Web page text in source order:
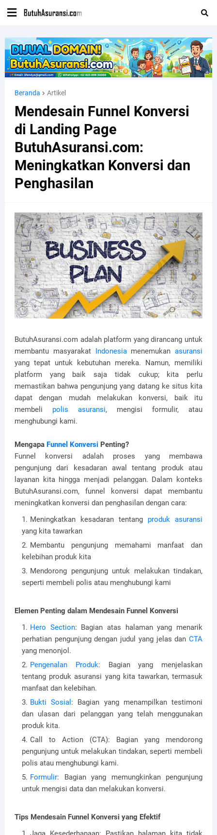
Beranda Artikel
Mendesain Funnel Konversi
di Landing Page
ButuhAsuransi.com:
Meningkatkan Konversi dan
Penghasilan
ButuhAsuransi.com adalah platform yang dirancang untuk
membantu masyarakat Indonesiamenemukan asuransi
yang tepat untuk kebutuhan mereka. Namun, memiliki
platform yang baik saja tidak cukup; kita perlu
memastikan bahwa pengunjung yang datang ke situs kita
dapat dengan mudah melakukan konversi, baik itu
membeli polis asuransi, mengisi formulir, atau
menghubungi kami.
Mengapa Funnel Konversi Penting?
Funnel konversi adalah proses yang membawa
pengunjung dari kesadaran awal tentang produk atau
layanan kita hingga menjadi pelanggan. Dalam konteks
ButuhAsuransi.com, funnel konversi dapat membantu
meningkatkan konversi dan penghasilan dengan cara:
Meningkatkan kesadaran tentang produk asuransi
yang kita tawarkan
Membantu pengunjung memahami manfaat dan
kelebihan produk kita
Mendorong pengunjung untuk melakukan tindakan,
seperti membeli polis atau menghubungi kami
Elemen Penting dalam Mendesain Funnel Konversi
Hero Section: Bagian atas halaman yang menarik
perhatian pengunjung dengan judul yang jelas dan CTA
yang menonjol.
Pengenalan Produk: Bagian yang menjelaskan
tentang produk asuransi yang kita tawarkan, termasuk
manfaat dan kelebihan.
Bukti Sosial : Bagian yang menampilkan testimoni
dan ulasan dari pelanggan yang telah menggunakan
produk kita.
Call to Action (CTA): Bagian yang mendorong
pengunjung untuk melakukan tindakan, seperti membeli
polis atau menghubungi kami.
Formulir: Bagian yang memungkinkan pengunjung
untuk mengisi data dan melakukan konversi.
Tips Mendesain Funnel Konversi yang Efektif